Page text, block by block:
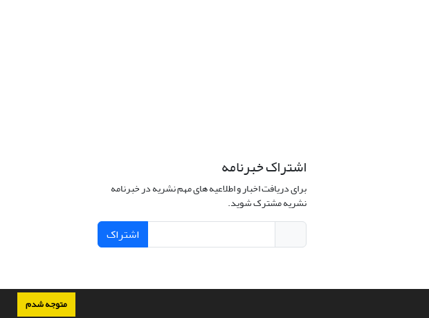
متوجه شدم
اشتراک خبرنامه
برای دریافت اخبار و اطلاعیه های مهم نشریه در خبرنامه
نشریه مشترک شوید.
اشتراک